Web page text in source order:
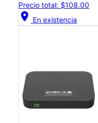
Precio total: $108.00
location_on En existencia